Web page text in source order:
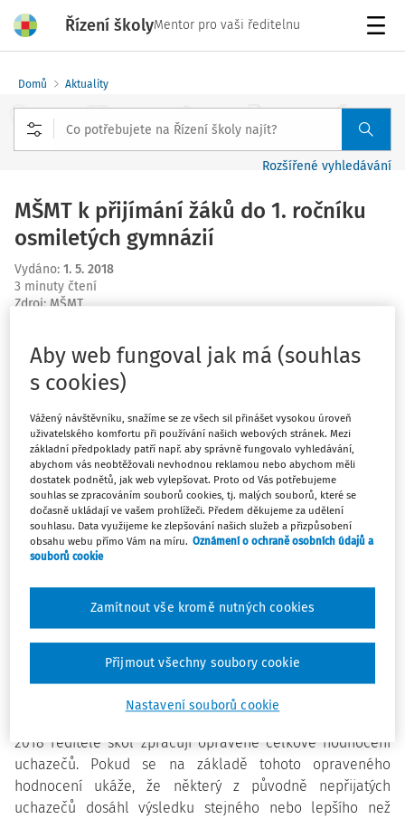
Řízení školyMentor pro vaši ředitelnu
Domů Aktuality
Rozšířené vyhledávání
MŠMT k přijímání žáků do 1. ročníku
osmiletých gymnázií
Vydáno: 1. 5. 2018
3 minuty čtení
Zdroj: MŠMT
Sdělení MŠMT k přijímání žáků do 1. ročníku osmiletých
gymnázií v 1. kole přijímacího řízení pro školní rok
2018/2019
V souladu s § 183 odst. 2 školského zákona se rozhodnutí,
kterým se vyhovuje žádosti o přijetí ke vzdělávání,
oznamují zveřejněním seznamu uchazečů pod přiděleným
registračním číslem s výsledkem řízení u každého
uchazeče.
K tomu MŠMT sděluje, že pokud ředitel školy zveřejnil
oboru vzdělání již v pátek 27. 4. 2018 na základě původně
zaslaných výsledků jednotné zkoušky CZVV, pak tento
seznam přijatých uchazečů je platný a všichni uchazeči na
seznamu uvedení mají nárok na přijetí ke vzdělávání.
Na základě opravených výsledků jednotné zkoušky
2018 ředitelé škol zpracují opravené celkové hodnocení
uchazečů. Pokud se na základě tohoto opraveného
hodnocení ukáže, že některý z původně nepřijatých
uchazečů dosáhl výsledku stejného nebo lepšího než
Aby web fungoval jak má (souhlas
s cookies)
Vážený návštěvníku, snažíme se ze všech sil přinášet vysokou úroveň
uživatelského komfortu při používání našich webových stránek. Mezi
základní předpoklady patří např. aby správně fungovalo vyhledávání,
abychom vás neobtěžovali nevhodnou reklamou nebo abychom měli
dostatek podnětů, jak web vylepšovat. Proto od Vás potřebujeme
souhlas se zpracováním souborů cookies, tj. malých souborů, které se
dočasně ukládají ve vašem prohlížeči. Předem děkujeme za udělení
souhlasu. Data využijeme ke zlepšování našich služeb a přizpůsobení
obsahu webu přímo Vám na míru. Oznámení o ochraně osobních údajů a
souborů cookie
Nastavení souborů cookie
Zamítnout vše kromě nutných cookies
Přijmout všechny soubory cookie